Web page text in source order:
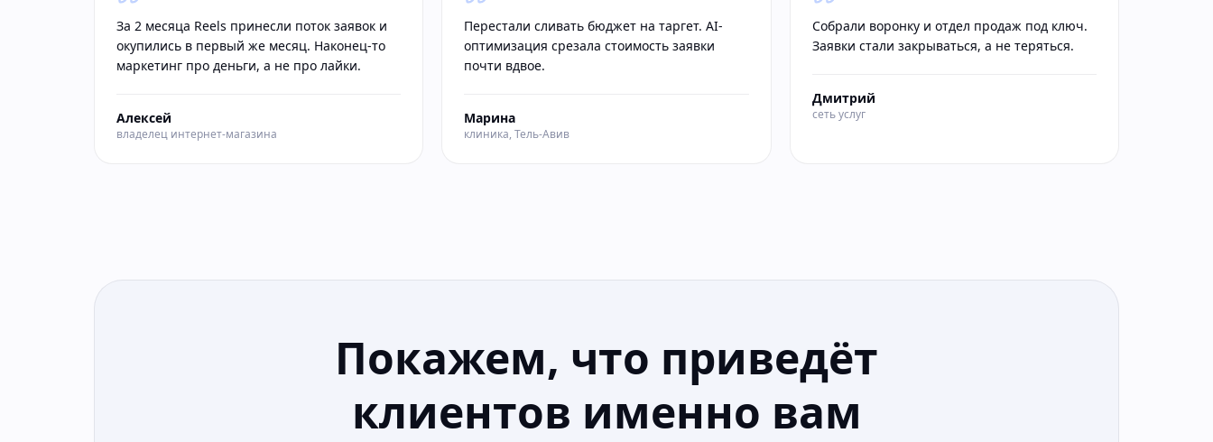
За 2 месяца Reels принесли поток заявок и
окупились в первый же месяц. Наконец-то
маркетинг про деньги, а не про лайки.
Алексей
владелец интернет-магазина
Перестали сливать бюджет на таргет. AI-
оптимизация срезала стоимость заявки
почти вдвое.
Марина
клиника, Тель-Авив
Собрали воронку и отдел продаж под ключ.
Заявки стали закрываться, а не теряться.
Дмитрий
сеть услуг
Покажем, что приведёт
клиентов именно вам